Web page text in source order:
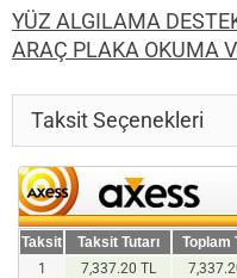
YÜZ ALGILAMA
ARAÇ PLAKA OKUMA
Taksit Seçenekleri
Taksit Taksit Tutarı
Toplam
1
7,337.20 TL